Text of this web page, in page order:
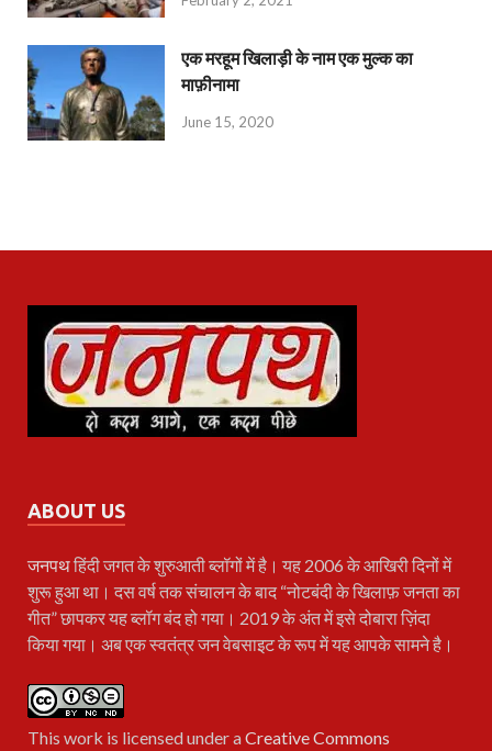
एक मरहूम खिलाड़ी के नाम एक मुल्क का
माफ़ीनामा
June 15, 2020
ABOUT US
जनपथहिंदी जगत के शुरुआती ब्लॉगों में है। यह 2006 के आखिरी दिनों में
शुरू हुआ था। दस वर्ष तक संचालन के बाद “नोटबंदी के खिलाफ़ जनता का
गीत” छापकर यह ब्लॉग बंद हो गया। 2019 के अंत में इसे दोबारा ज़िंदा
किया गया। अब एक स्वतंत्र जन वेबसाइट के रूप में यह आपके सामने है।
This work is licensed under aCreative Commons